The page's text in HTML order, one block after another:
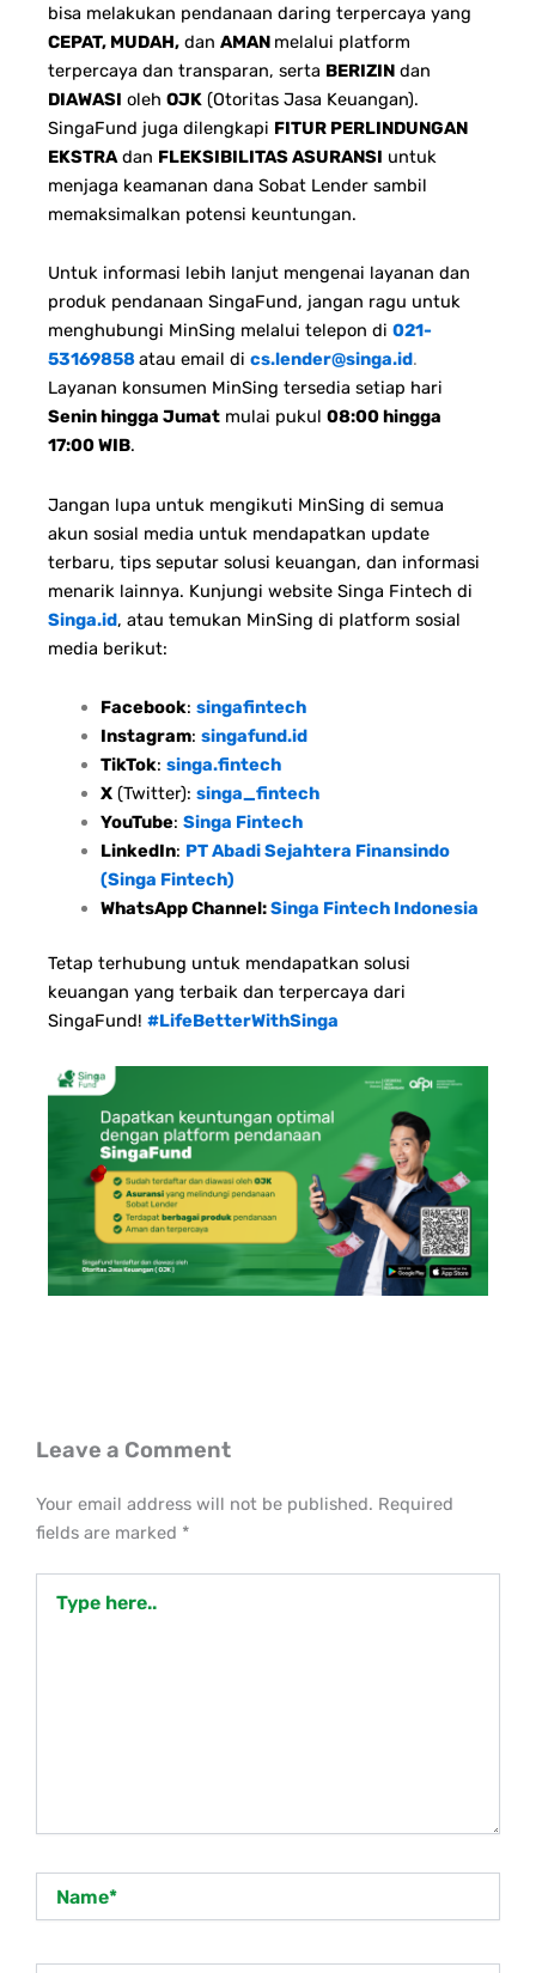
bisa melakukan pendanaan daring terpercaya yang
CEPAT, MUDAH, dan AMAN melalui platform
terpercaya dan transparan, serta BERIZIN dan
DIAWASI oleh OJK (Otoritas Jasa Keuangan).
SingaFund juga dilengkapi FITUR PERLINDUNGAN
EKSTRAdan FLEKSIBILITAS ASURANSI untuk
menjaga keamanan dana Sobat Lender sambil
memaksimalkan potensi keuntungan.
Untuk informasi lebih lanjut mengenai layanan dan
produk pendanaan SingaFund, jangan ragu untuk
menghubungi MinSing melalui telepon di 021-
53169858atau email di cs.lender@singa.id.
Layanan konsumen MinSing tersedia setiap hari
Senin hingga Jumat mulai pukul 08:00 hingga
17:00 WIB.
Jangan lupa untuk mengikuti MinSing di semua
akun sosial media untuk mendapatkan update
terbaru, tips seputar solusi keuangan, dan informasi
menarik lainnya. Kunjungi website Singa Fintech di
Singa.id, atau temukan MinSing di platform sosial
media berikut:
Facebook: singafintech
Instagram: singafund.id
TikTok: singa.fintech
X(Twitter): singa_fintech
YouTube: Singa Fintech
LinkedIn: PT Abadi Sejahtera Finansindo
(Singa Fintech)
WhatsApp Channel:Singa Fintech Indonesia
Tetap terhubung untuk mendapatkan solusi
keuangan yang terbaik dan terpercaya dari
SingaFund! #LifeBetterWithSinga
Leave a Comment
Your email address will not be published. Required
fields are marked *
here..